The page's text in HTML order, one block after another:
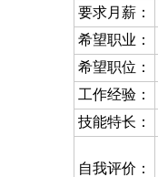
要求月薪：
希望职业：
希望职位：
工作经验：
技能特长：
自我评价：